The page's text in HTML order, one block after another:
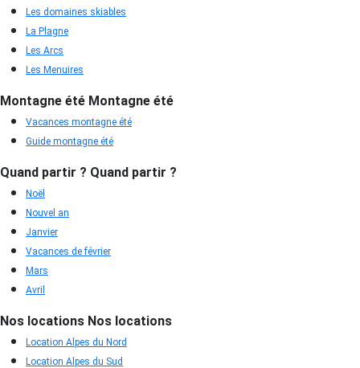
Les domaines skiables
La Plagne
Les Arcs
Les Menuires
Montagne été Montagne été
Vacances montagne été
Guide montagne été
Quand partir ? Quand partir ?
Noël
Nouvel an
Janvier
Vacances de février
Mars
Avril
Nos locations Nos locations
Location Alpes du Nord
Location Alpes du Sud